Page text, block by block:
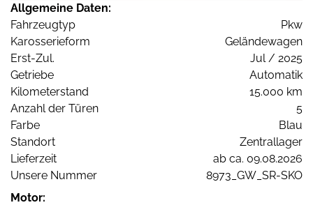
Allgemeine Daten:
Fahrzeugtyp
Pkw
Karosserieform
Geländewagen
Erst-Zul.
Jul / 2025
Getriebe
Automatik
Kilometerstand
15.000 km
Anzahl der Türen
5
Farbe
Blau
Standort
Zentrallager
Lieferzeit
ab ca. 09.08.2026
Unsere Nummer
8973_GW_SR-SKO
Motor: